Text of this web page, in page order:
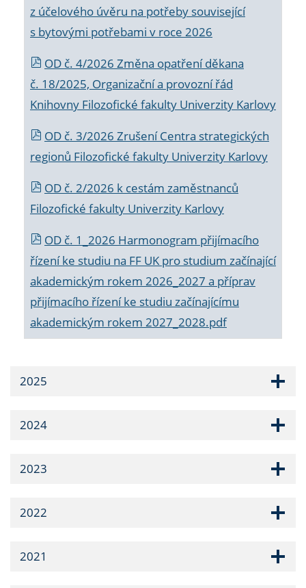
z účelového úvěru na potřeby související
s bytovými potřebami v roce 2026
OD č. 4/2026 Změna opatření děkana
č. 18/2025, Organizační a provozní řád
Knihovny Filozofické fakulty Univerzity Karlovy
OD č. 3/2026 Zrušení Centra strategických
regionů Filozofické fakulty Univerzity Karlovy
OD č. 2/2026 k cestám zaměstnanců
Filozofické fakulty Univerzity Karlovy
OD č. 1_2026 Harmonogram přijímacího
řízení ke studiu na FF UK pro studium začínající
akademickým rokem 2026_2027 a příprav
přijímacího řízení ke studiu začínajícímu
akademickým rokem 2027_2028.pdf
2025
2024
2023
2022
2021